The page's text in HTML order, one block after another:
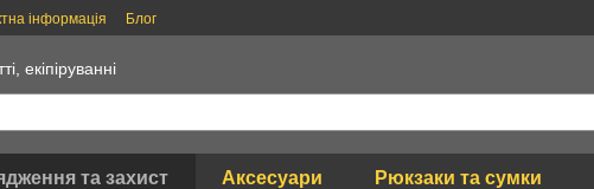
інформація Блог
екіпіруванні
та захист Аксесуари Рюкзаки та сумки